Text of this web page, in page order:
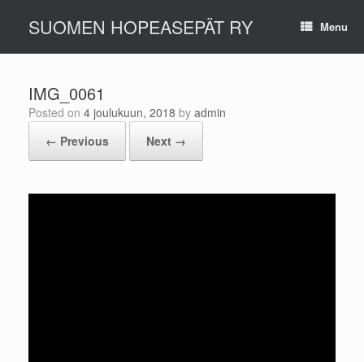
contentSUOMEN HOPEASEPÄT RY Menu
IMG_0061
Posted on 4 joulukuun, 2018 by admin
← Previous
Next →